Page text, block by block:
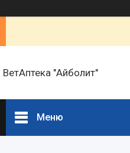
ВетАптека "Айболит"
Меню